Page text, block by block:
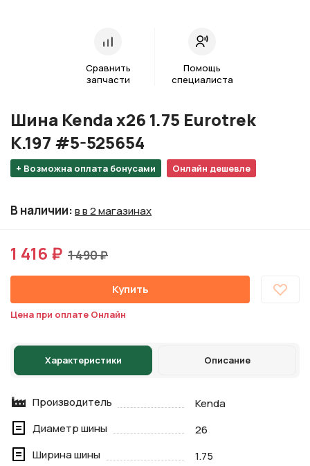
Сравнить
запчасти
Помощь
специалиста
+ Возможна оплата бонусами Онлайн дешевле
Шина Kenda х26 1.75 Eurotrek
K.197 #5-525654
В наличии:в в 2 магазинах
1 416 ₽ 1 490 ₽
Купить
Цена при оплате Онлайн
Характеристики Описание
Производитель
Kenda
Диаметр шины
26
Ширина шины
1.75